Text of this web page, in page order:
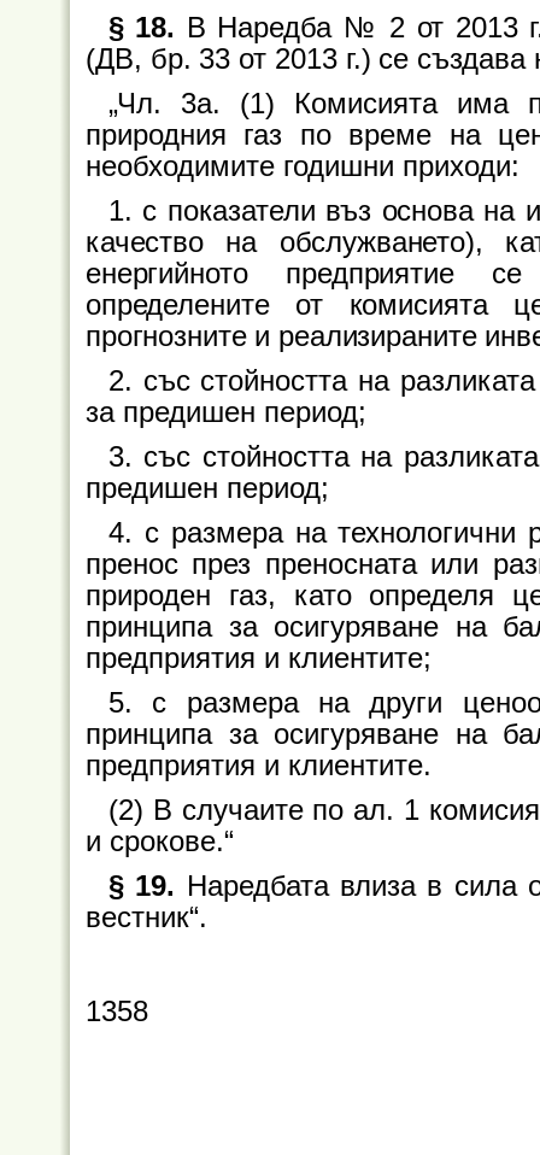
§ 18. В Наредба № 2 от 2013 г.
(ДВ, бр. 33 от 2013 г.) се създава
„Чл. 3а. (1) Комисията има
природния газ по време на
необходимите годишни приходи:
1. с показатели въз основа на
качество на обслужването),
енергийното предприятие
определените от комисията
прогнозните и реализираните
2. със стойността на
за предишен период;
3. със стойността на
предишен период;
4. с размера на технологични
пренос през преносната или
природен газ, като определя
принципа за осигуряване на
предприятия и клиентите;
5. с размера на други
принципа за осигуряване на
предприятия и клиентите.
(2) В случаите по ал. 1
и срокове.“
§ 19. Наредбата влиза в сила
вестник“.
1358